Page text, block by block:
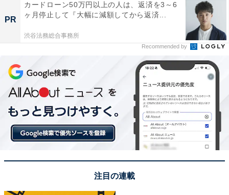
サイト「All About」で横浜ガイドを務める。2009年4
月、第3回かながわ検定 横浜ライセンス1級取得。「横浜
ウォッチャー」として、ブログ、SNSを運営。
こちらもおすすめ
横浜18区で「区名がかっこいい」と思う区ラン
キング！ 2位「青葉区」、1位は？
PR
カードローン50万円以上の人は、返済を3～6
ヶ月停止して『大幅に減額してから返済...
渋谷法務総合事務所
Recommended by
注目の連載